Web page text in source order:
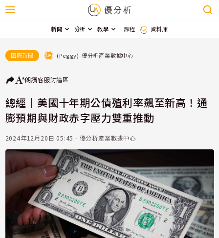
新聞 分析 教學 課程 資料庫
國際新聞 (Peggy)-優分析產業數據中心
朗讀客服討論區
總經｜美國十年期公債殖利率飆至新高！通
膨預期與財政赤字壓力雙重推動
2024年12月20日 05:45 - 優分析產業數據中心